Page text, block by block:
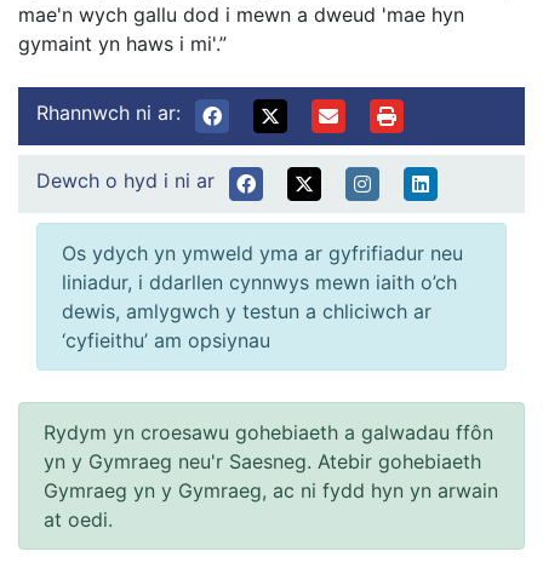
mae'n wych gallu dod i mewn a dweud 'mae hyn
gymaint yn haws i mi'.”
Rhannwch ni ar:
Dewch o hyd i ni ar
Os ydych yn ymweld yma ar gyfrifiadur neu
liniadur, i ddarllen cynnwys mewn iaith o’ch
dewis, amlygwch y testun a chliciwch ar
‘cyfieithu’ am opsiynau
Rydym yn croesawu gohebiaeth a galwadau ffôn
yn y Gymraeg neu'r Saesneg. Atebir gohebiaeth
Gymraeg yn y Gymraeg, ac ni fydd hyn yn arwain
at oedi.